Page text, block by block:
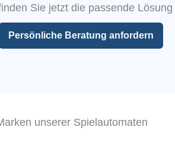
Sie jetzt die passende
Persönliche Beratung anfordern
unserer Spielautomaten